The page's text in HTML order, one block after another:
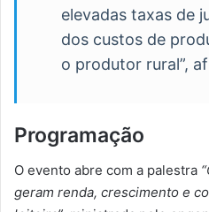
elevadas taxas de
dos custos de
o produtor rural”,
Programação
O evento abre com a palestra
geram renda, crescimento e